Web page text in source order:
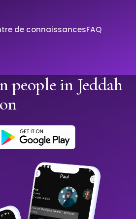
de connaissancesFAQ
people in Jeddah